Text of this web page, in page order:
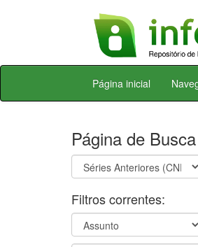
Skip
Página inicial
Página de Busca
Filtros correntes: